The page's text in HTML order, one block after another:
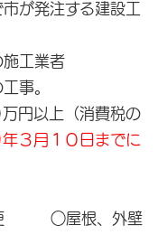
が発注する建設工
施工業者
事。
円以上（消費税の
３月１０日までに
○屋根、外壁